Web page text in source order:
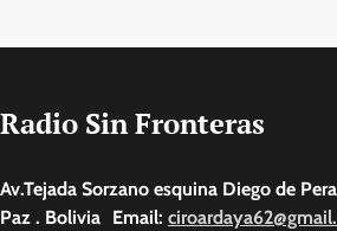
Radio Sin Fronteras
Av.Tejada Sorzano esquina Diego de
Paz . Bolivia Email: